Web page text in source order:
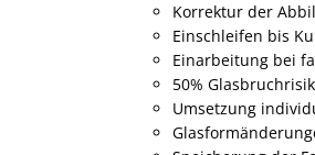
Korrektur der
Einschleifen bis
Einarbeitung bei
50%
Umsetzung